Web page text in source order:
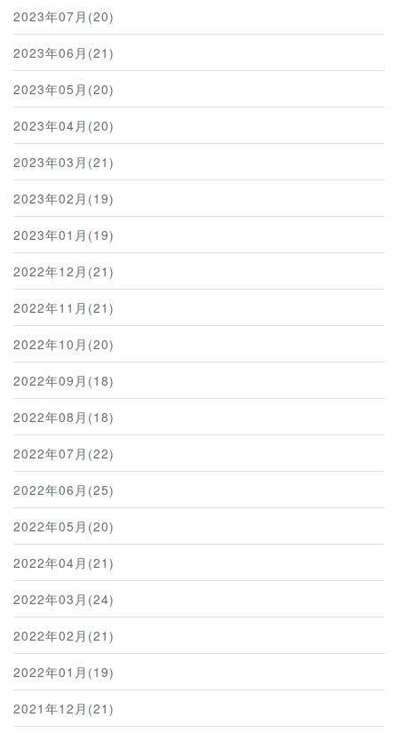
2023年07月(20)
2023年06月(21)
2023年05月(20)
2023年04月(20)
2023年03月(21)
2023年02月(19)
2023年01月(19)
2022年12月(21)
2022年11月(21)
2022年10月(20)
2022年09月(18)
2022年08月(18)
2022年07月(22)
2022年06月(25)
2022年05月(20)
2022年04月(21)
2022年03月(24)
2022年02月(21)
2022年01月(19)
2021年12月(21)